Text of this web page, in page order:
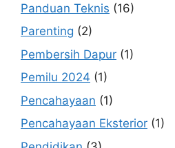
Panduan Teknis (16)
Parenting (2)
Pembersih Dapur (1)
Pemilu 2024 (1)
Pencahayaan (1)
Pencahayaan Eksterior (1)